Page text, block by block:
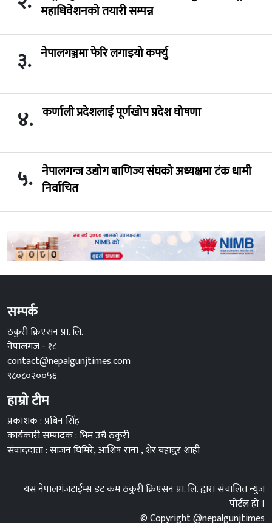
महाधिवेशनको तयारी सम्पन्न
३. नेपालगञ्जमा फेरि लगाइयो कर्फ्यु
४. कर्णाली प्रदेशलाई पूर्णखोप प्रदेश घोषणा
५. नेपालगन्ज उद्योग बाणिज्य संघको अध्यक्षमा टंक धामी
निर्वाचित
सम्पर्क
ठकुरी क्रिएसन प्रा. लि.
नेपालगंज - १८
contact@nepalgunjtimes.com
९८०८०२००५६
हाम्रो टीम
प्रकाशक : प्रबिन सिंह
कार्यकारी सम्पादक : भिम उचै ठकुरी
संवाददाता : साजन घिमिरे, आशिष राना , शेर बहादुर शाही
यस नेपालगंजटाईम्स डट कम ठकुरी क्रिएसन प्रा. लि. द्वारा संचालित न्युज
पोर्टल हो ।
© Copyright @nepalgunjtimes